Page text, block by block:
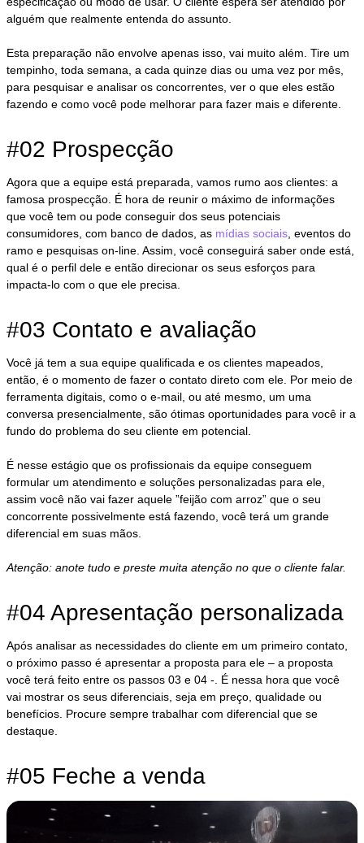
alguém que realmente entenda do assunto.
Esta preparação não envolve apenas isso, vai muito além. Tire um
tempinho, toda semana, a cada quinze dias ou uma vez por mês,
para pesquisar e analisar os concorrentes, ver o que eles estão
fazendo e como você pode melhorar para fazer mais e diferente.
#02 Prospecção
Agora que a equipe está preparada, vamos rumo aos clientes: a
famosa prospecção. É hora de reunir o máximo de informações
que você tem ou pode conseguir dos seus potenciais
consumidores, com banco de dados, as mídias sociais , eventos do
ramo e pesquisas on-line. Assim, você conseguirá saber onde está,
qual é o perfil dele e então direcionar os seus esforços para
impacta-lo com o que ele precisa.
#03 Contato e avaliação
Você já tem a sua equipe qualificada e os clientes mapeados,
então, é o momento de fazer o contato direto com ele. Por meio de
ferramenta digitais, como o e-mail, ou até mesmo, um uma
conversa presencialmente, são ótimas oportunidades para você ir a
fundo do problema do seu cliente em potencial.
É nesse estágio que os profissionais da equipe conseguem
formular um atendimento e soluções personalizadas para ele,
assim você não vai fazer aquele ”feijão com arroz” que o seu
concorrente possivelmente está fazendo, você terá um grande
diferencial em suas mãos.
Atenção: anote tudo e preste muita atenção no que o cliente falar.
#04 Apresentação personalizada
Após analisar as necessidades do cliente em um primeiro contato,
o próximo passo é apresentar a proposta para ele – a proposta
você terá feito entre os passos 03 e 04 -. É nessa hora que você
vai mostrar os seus diferenciais, seja em preço, qualidade ou
benefícios. Procure sempre trabalhar com diferencial que se
destaque.
#05 Feche a venda